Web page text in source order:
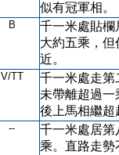
似有冠軍相。
B
千一米處貼欄
大約五乘，
近。
V/TT
千一米處走第
未帶離超過
後上馬相繼超
--
千一米處居第
乘。直路走勢